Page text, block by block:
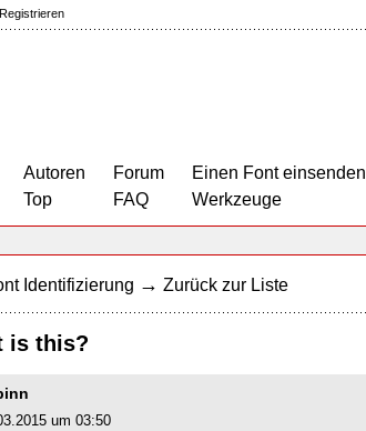
Registrieren
Autoren
Top
Forum
FAQ
Einen Font einsenden
Werkzeuge
Identifizierung → Zurück zur Liste
is this?
um 03:50